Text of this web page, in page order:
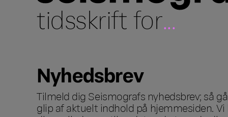
tidsskrift for...
Nyhedsbrev
Tilmeld dig Seismografs nyhedsbrev; så
glip af aktuelt indhold på hjemmesiden. Vi